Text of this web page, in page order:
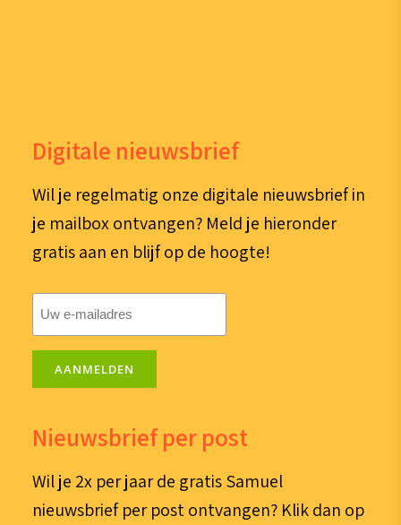
Digitale nieuwsbrief
Wil je regelmatig onze digitale nieuwsbrief in
je mailbox ontvangen? Meld je hieronder
gratis aan en blijf op de hoogte!
AANMELDEN
Nieuwsbrief per post
Wil je 2x per jaar de gratis Samuel
nieuwsbrief per post ontvangen? Klik dan op